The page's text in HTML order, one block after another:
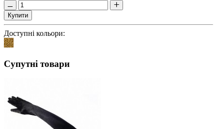
Купити
Доступні кольори:
Супутні товари